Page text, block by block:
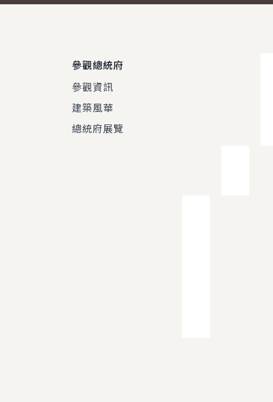
參觀總統府
參觀資訊
建築風華
總統府展覽